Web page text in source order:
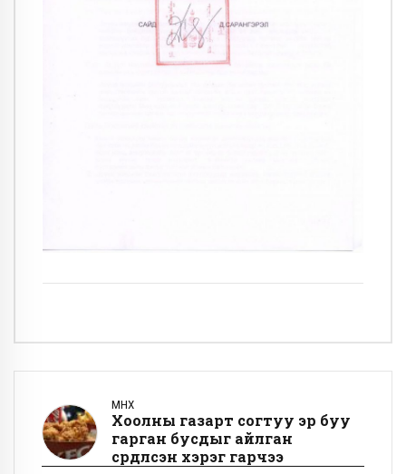
ӨМНӨХ
Хоолны газарт согтуу эр буу
гарган бусдыг айлган
сүрдүүлсэн хэрэг гарчээ